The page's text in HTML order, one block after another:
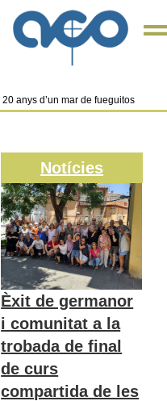
20 anys d’un mar de fueguitos
Notícies
Èxit de germanor
i comunitat a la
trobada de final
de curs
compartida de les